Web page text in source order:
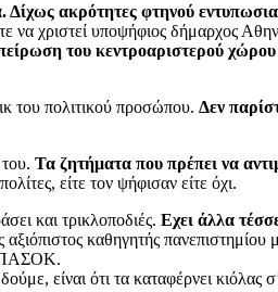
Δίχως ακρότητες φτηνού
να χριστεί υποψήφιος δήμαρχος
του κεντροαριστερού χώρου
του πολιτικού προσώπου. Δεν
Τα ζητήματα που πρέπει να
είτε τον ψήφισαν είτε όχι.
και τρικλοποδιές. Εχει άλλα
καθηγητής πανεπιστημίου
ΠΑΣΟΚ.
είναι ότι τα καταφέρνει κιόλας